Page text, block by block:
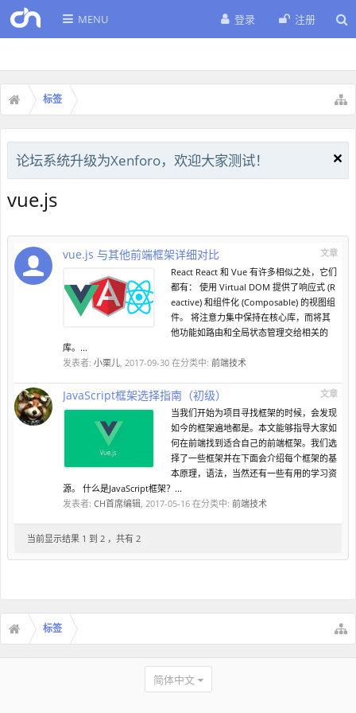
MENU 登录 注册
标签
论坛系统升级为Xenforo，欢迎大家测试！
vue.js
文章
vue.js 与其他前端框架详细对比
React React 和 Vue 有许多相似之处，它们
都有： 使用 Virtual DOM 提供了响应式 (R
eactive) 和组件化 (Composable) 的视图组
件。 将注意力集中保持在核心库，而将其
他功能如路由和全局状态管理交给相关的
库。...
发表者: 小栗儿, 2017-09-30 在分类中: 前端技术
文章
JavaScript框架选择指南（初级）
当我们开始为项目寻找框架的时候，会发现
如今的框架遍地都是。本文能够指导大家如
何在前端找到适合自己的前端框架。我们选
择了一些框架并在下面会介绍每个框架的基
本原理，语法，当然还有一些有用的学习资
源。 什么是JavaScript框架？...
发表者: CH首席编辑, 2017-05-16 在分类中: 前端技术
当前显示结果 1 到 2 ，共有 2
标签
简体中文